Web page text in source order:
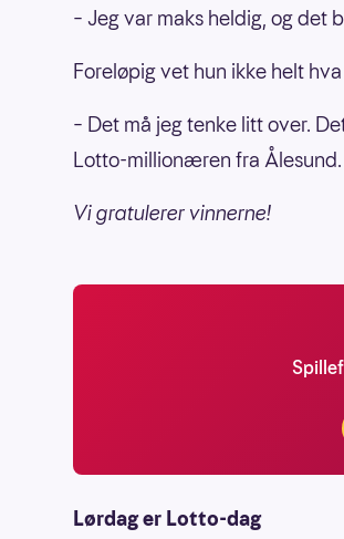
– Jeg var maks heldig, og det
Foreløpig vet hun ikke helt
– Det må jeg tenke litt over.
Lotto-millionæren fra Ålesund.
Vi gratulerer vinnerne!
Lørdag er Lotto-dag